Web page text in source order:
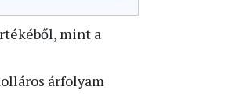
mint a
árfolyam